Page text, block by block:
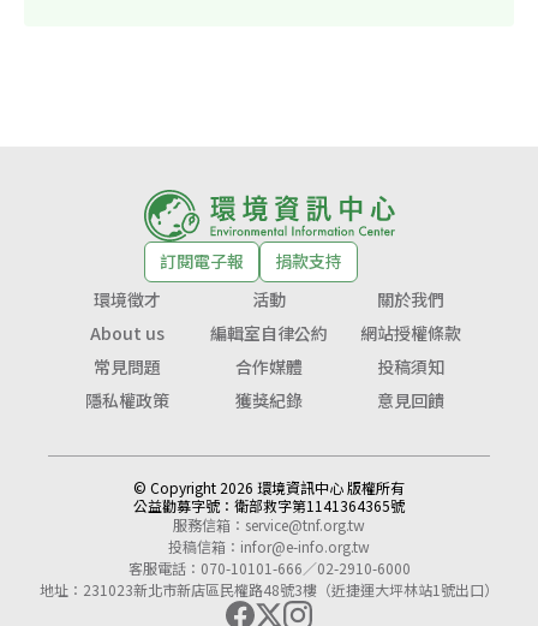
訂閱電子報
捐款支持
環境徵才
活動
關於我們
About us
編輯室自律公約
網站授權條款
常見問題
合作媒體
投稿須知
隱私權政策
獲獎紀錄 意見回饋
© Copyright 2026 環境資訊中心 版權所有
公益勸募字號： 衛部救字第1141364365號
服務信箱： service@tnf.org.tw
投稿信箱： infor@e-info.org.tw
客服電話：070-10101-666／02-2910-6000
地址：231023新北市新店區民權路48號3樓（近捷運大坪林站1號出口）